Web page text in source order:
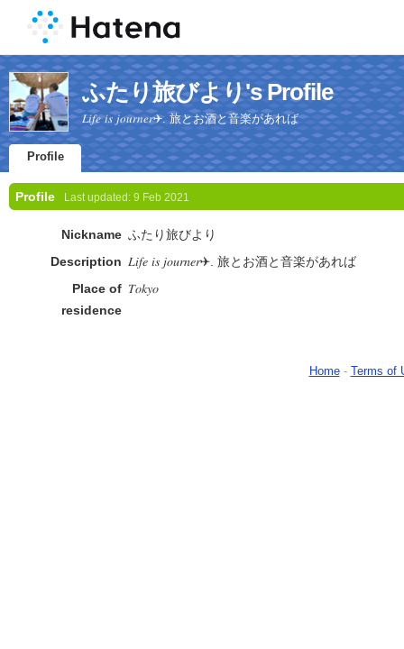
ふたり旅びより's Profile
𝐿𝑖𝑓𝑒 𝑖𝑠 𝑗𝑜𝑢𝑟𝑛𝑒𝑟✈︎. 旅とお酒と音楽があれば
Profile
Profile Last updated: 9 Feb 2021
Nickname ふたり旅びより
Description 𝐿𝑖𝑓𝑒 𝑖𝑠 𝑗𝑜𝑢𝑟𝑛𝑒𝑟✈︎. 旅とお酒と音楽があれば
Place of
residence
𝑇𝑜𝑘𝑦𝑜
Home- Terms of